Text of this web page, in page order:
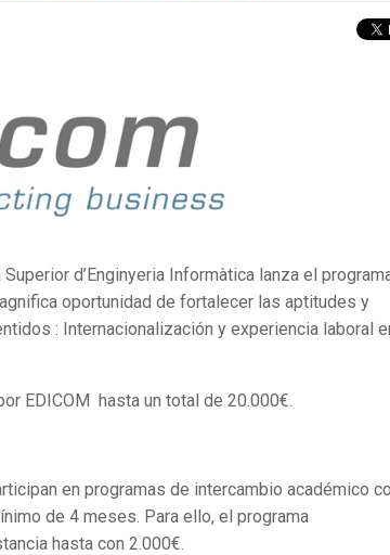
d’Enginyeria Informàtica lanza el
oportunidad de fortalecer las aptitudes y
: Internacionalización y experiencia laboral
EDICOM hasta un total de 20.000€.
en programas de intercambio académico
de 4 meses. Para ello, el programa
hasta con 2.000€.